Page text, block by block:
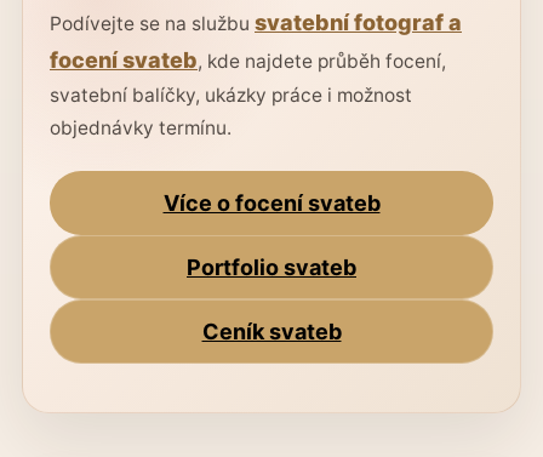
Podívejte se na službu svatební fotograf a
focení svateb, kde najdete průběh focení,
svatební balíčky, ukázky práce i možnost
objednávky termínu.
Více o focení svateb
Portfolio svateb
Ceník svateb